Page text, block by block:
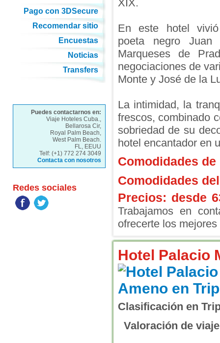
XIX.
En este hotel
poeta negro
Marqueses de
negociaciones de
Monte y José de la
La intimidad, la
frescos, combinado
sobriedad de su
hotel encantador en
Comodidades
Comodidades
Precios: desde
Trabajamos en
ofrecerte los
Hotel Palacio
Clasificación en
Valoración de
Pago con 3DSecure
Recomendar sitio
Encuestas
Noticias
Transfers
Puedes contactarnos en:
Viaje Hoteles Cuba.,
Bellarosa Cir,
Royal Palm Beach,
West Palm Beach.
FL, EEUU
Telf: (+1) 772 274 3049
Contacta con nosotros
Redes sociales